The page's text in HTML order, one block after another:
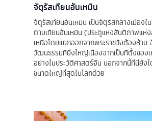
จัตุรัสเทียนอันเหมิน
จัตุรัสเทียนอันเหมิน เป็นจัตุรัสกลางเมือง
ตามเทียนอันเหมิน ('ประตูแห่งสันติภาพแห่
เหนือโดยแยกออกจากพระราชวังต้องห้า
วัฒนธรรมที่ยิ่งใหญ่เนื่องจากเป็นที่ตั้งขอ
อย่างในประวัติศาสตร์จีน นอกจากนี้ที่นี่ยัง
ขนาดใหญ่ที่สุดในโลกด้วย